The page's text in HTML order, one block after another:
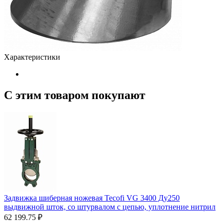
Характеристики
С этим товаром покупают
Задвижка шиберная ножевая Tecofi VG 3400 Ду250
выдвижной шток, со штурвалом с цепью, уплотнение нитрил
62 199.75 ₽